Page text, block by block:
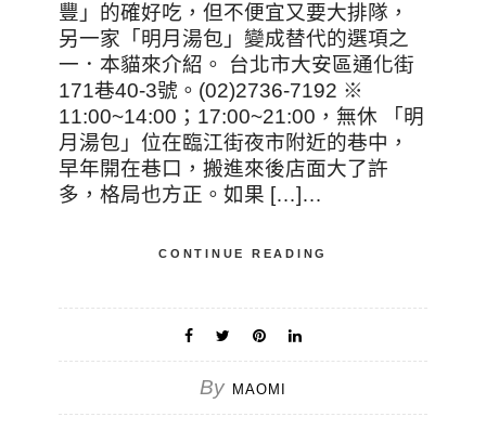
豐」的確好吃，但不便宜又要大排隊，
另一家「明月湯包」變成替代的選項之
一．本貓來介紹。 台北市大安區通化街
171巷40-3號。(02)2736-7192 ※
11:00~14:00；17:00~21:00，無休 「明
月湯包」位在臨江街夜市附近的巷中，
早年開在巷口，搬進來後店面大了許
多，格局也方正。如果 […]…
CONTINUE READING
By MAOMI